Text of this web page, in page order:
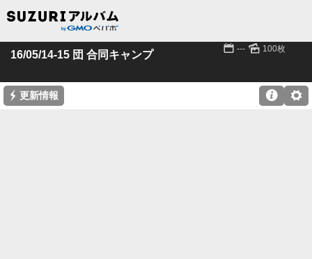
16/05/14-15 団 合同キャンプ 📅 --- 🌄 100枚
⚡ 更新情報 ⚙
